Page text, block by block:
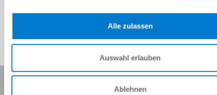
Alle zulassen
Auswahl erlauben
Ablehnen
Diese Seite teilen: